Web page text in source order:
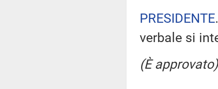
PRESIDENTE
verbale si
(È approvato)